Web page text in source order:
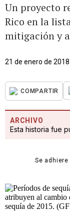
Un proyecto
Rico en la
mitigación y
21 de enero de
COMPARTIR
ARCHIVO
Esta historia fue
Se